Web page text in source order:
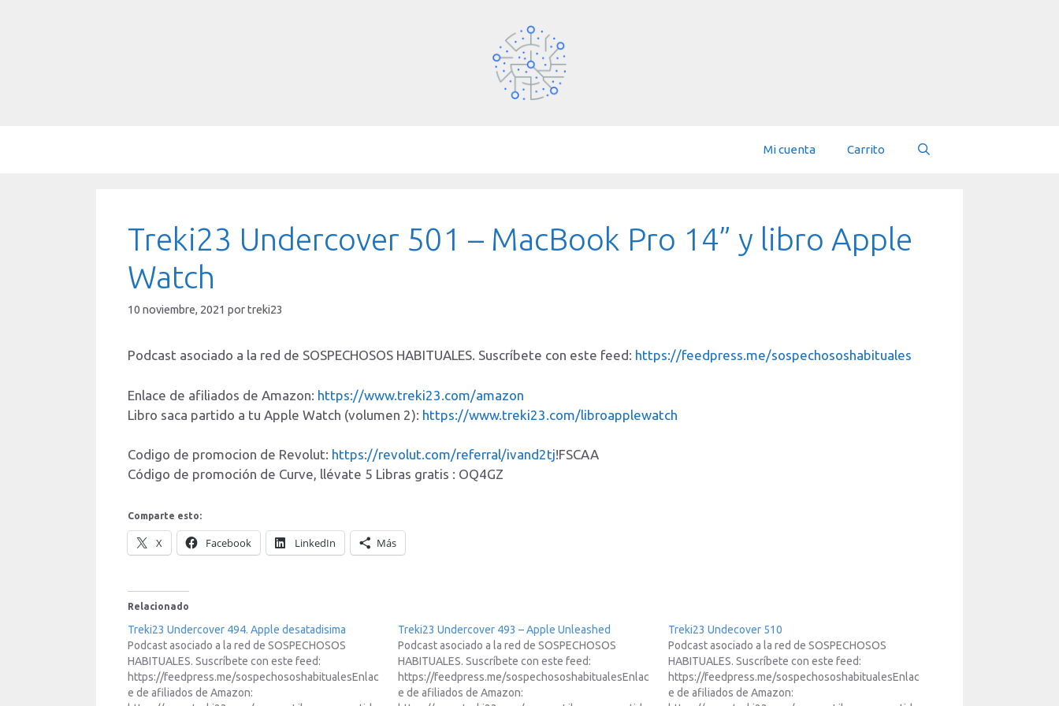
Mi cuenta Carrito
Treki23 Undercover 501 – MacBook Pro 14” y libro Apple
Watch
10 noviembre, 2021 portreki23
Podcast asociado a la red de SOSPECHOSOS HABITUALES. Suscríbete con este feed: https://feedpress.me/sospechososhabituales
Enlace de afiliados de Amazon: https://www.treki23.com/amazon
Libro saca partido a tu Apple Watch (volumen 2): https://www.treki23.com/libroapplewatch
Codigo de promocion de Revolut: https://revolut.com/referral/ivand2tj!FSCAA
Código de promoción de Curve, llévate 5 Libras gratis : OQ4GZ
Comparte esto:
X Facebook LinkedIn Más
Relacionado
Treki23 Undercover 494. Apple desatadisima
Podcast asociado a la red de SOSPECHOSOS
HABITUALES. Suscríbete con este feed:
https://feedpress.me/sospechososhabitualesEnlac
e de afiliados de Amazon:
Treki23 Undercover 493 – Apple Unleashed
Podcast asociado a la red de SOSPECHOSOS
HABITUALES. Suscríbete con este feed:
https://feedpress.me/sospechososhabitualesEnlac
e de afiliados de Amazon:
Treki23 Undecover 510
Podcast asociado a la red de SOSPECHOSOS
HABITUALES. Suscríbete con este feed:
https://feedpress.me/sospechososhabitualesEnlac
e de afiliados de Amazon: